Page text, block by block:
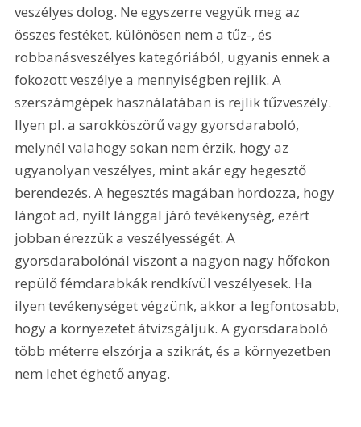
veszélyes dolog. Ne egyszerre vegyük meg az
összes festéket, különösen nem a tűz-, és
robbanásveszélyes kategóriából, ugyanis ennek a
fokozott veszélye a mennyiségben rejlik. A
szerszámgépek használatában is rejlik tűzveszély.
Ilyen pl. a sarokköszörű vagy gyorsdaraboló,
melynél valahogy sokan nem érzik, hogy az
ugyanolyan veszélyes, mint akár egy hegesztő
berendezés. A hegesztés magában hordozza, hogy
lángot ad, nyílt lánggal járó tevékenység, ezért
jobban érezzük a veszélyességét. A
gyorsdarabolónál viszont a nagyon nagy hőfokon
repülő fémdarabkák rendkívül veszélyesek. Ha
ilyen tevékenységet végzünk, akkor a legfontosabb,
hogy a környezetet átvizsgáljuk. A gyorsdaraboló
több méterre elszórja a szikrát, és a környezetben
nem lehet éghető anyag.